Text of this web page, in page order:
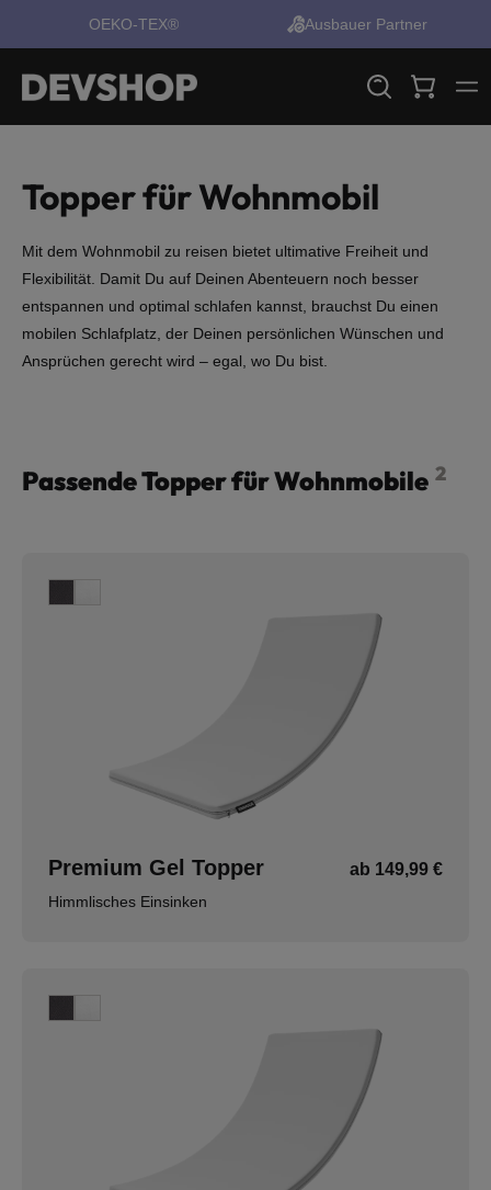
springen
Topper für Wohnmobil
Mit dem Wohnmobil zu reisen bietet ultimative Freiheit und
Flexibilität. Damit Du auf Deinen Abenteuern noch besser
entspannen und optimal schlafen kannst, brauchst Du einen
mobilen Schlafplatz, der Deinen persönlichen Wünschen und
Ansprüchen gerecht wird – egal, wo Du bist.
Passende Topper für Wohnmobile 2
Premium Gel Topper ab 149,99 €
Himmlisches Einsinken
OEKO-TEX® Ausbauer Partner